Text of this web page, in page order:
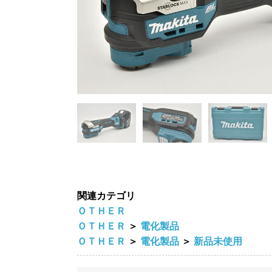
関連カテゴリ
ＯＴＨＥＲ
ＯＴＨＥＲ ＞ 電化製品
ＯＴＨＥＲ ＞ 電化製品 ＞ 新品未使用